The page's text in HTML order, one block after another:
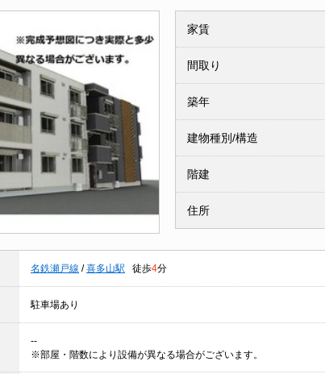
家賃
間取り
築年
建物種別/構造
階建
住所
名鉄瀬戸線 / 喜多山駅 徒歩4分
駐車場あり
--
※部屋・階数により設備が異なる場合がございます。